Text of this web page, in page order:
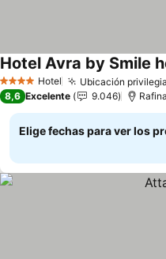
4 EstrellasHotel Ubicación
Ver precios
8,6 Excelente 9.046 Rafina
Elige fechas para ver los